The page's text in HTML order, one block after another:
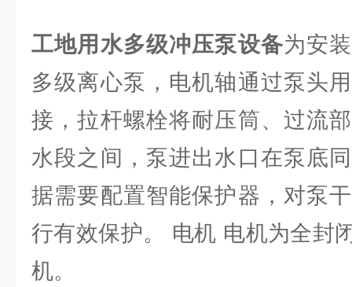
工地用水多级冲压泵设备为安
多级离心泵，电机轴通过泵头
接，拉杆螺栓将耐压筒、过流
水段之间，泵进出水口在泵底
据需要配置智能保护器，对泵
行有效保护。 电机 电机为全封
机。